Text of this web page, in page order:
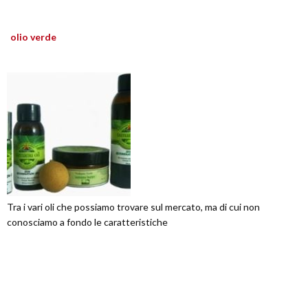
olio verde
Tra i vari oli che possiamo trovare sul mercato, ma di cui non
conosciamo a fondo le caratteristiche